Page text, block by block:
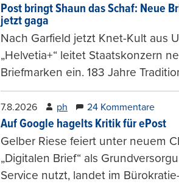
Post bringt Shaun das Schaf: Neue
jetzt gaga
Nach Garfield jetzt Knet-Kult aus
„Helvetia+“ leitet Staatskonzern
Briefmarken ein. 183 Jahre
7.8.2026 ph 24 Kommentare
Auf Google hagelts Kritik für ePost
Gelber Riese feiert unter neuem
„Digitalen Brief“ als
Service nutzt, landet im